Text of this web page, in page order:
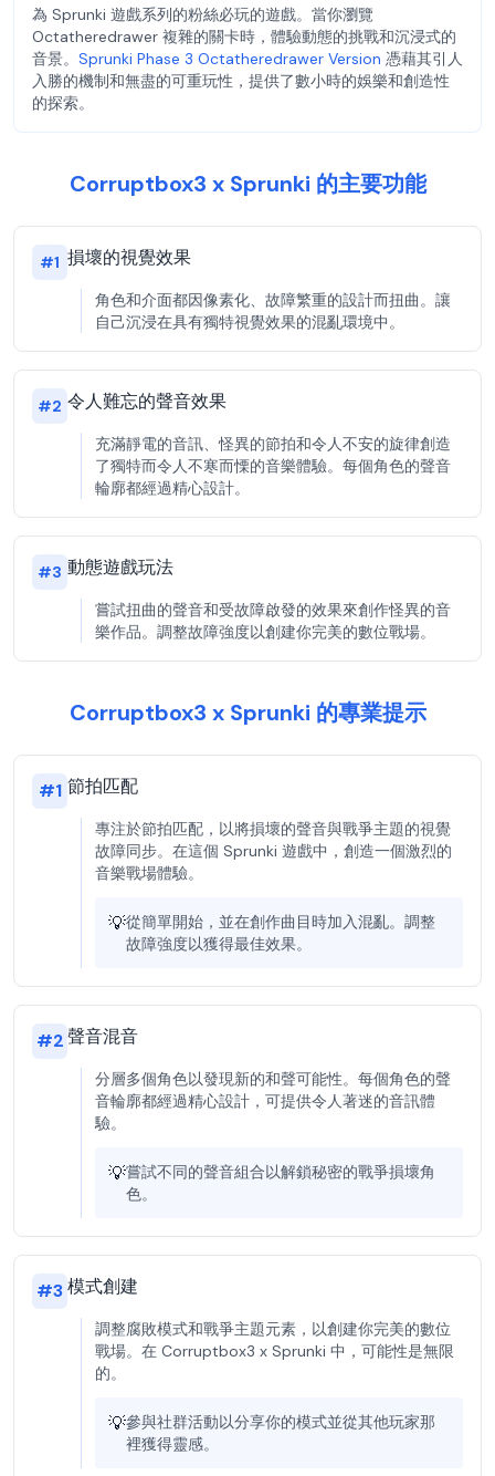
為 Sprunki 遊戲系列的粉絲必玩的遊戲。當你瀏覽
Octatheredrawer 複雜的關卡時，體驗動態的挑戰和沉浸式的
音景。 Sprunki Phase 3 Octatheredrawer Version 憑藉其引人
入勝的機制和無盡的可重玩性，提供了數小時的娛樂和創造性
的探索。
Corruptbox3 x Sprunki 的主要功能
#1 損壞的視覺效果
角色和介面都因像素化、故障繁重的設計而扭曲。讓
自己沉浸在具有獨特視覺效果的混亂環境中。
#2 令人難忘的聲音效果
充滿靜電的音訊、怪異的節拍和令人不安的旋律創造
了獨特而令人不寒而慄的音樂體驗。每個角色的聲音
輪廓都經過精心設計。
#3 動態遊戲玩法
嘗試扭曲的聲音和受故障啟發的效果來創作怪異的音
樂作品。調整故障強度以創建你完美的數位戰場。
Corruptbox3 x Sprunki 的專業提示
#1 節拍匹配
專注於節拍匹配，以將損壞的聲音與戰爭主題的視覺
故障同步。在這個 Sprunki 遊戲中，創造一個激烈的
音樂戰場體驗。
💡從簡單開始，並在創作曲目時加入混亂。調整
故障強度以獲得最佳效果。
#2聲音混音
分層多個角色以發現新的和聲可能性。每個角色的聲
音輪廓都經過精心設計，可提供令人著迷的音訊體
驗。
💡嘗試不同的聲音組合以解鎖秘密的戰爭損壞角
色。
#3模式創建
調整腐敗模式和戰爭主題元素，以創建你完美的數位
戰場。在 Corruptbox3 x Sprunki 中，可能性是無限
的。
💡參與社群活動以分享你的模式並從其他玩家那
裡獲得靈感。